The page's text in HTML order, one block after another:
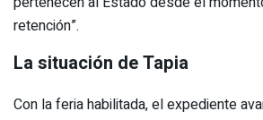
retención”.
La situación de Tapia
Con la feria habilitada, el expediente